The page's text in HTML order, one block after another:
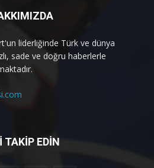
liderliğinde Türk ve dünya
sade ve doğru haberlerle
TAKİP EDİN